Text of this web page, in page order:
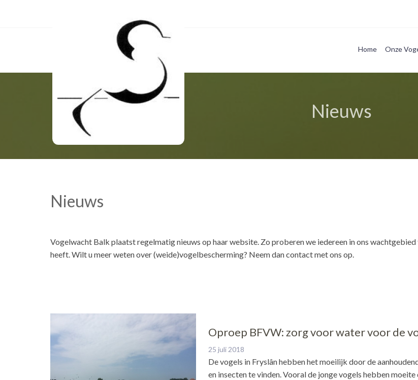
Home Onze
Nieuws
Nieuws
Vogelwacht Balk plaatst regelmatig nieuws op haar website. Zo proberen we iedereen in ons
heeft. Wilt u meer weten over (weide)vogelbescherming? Neem dan contact met ons op.
Oproep BFVW: zorg voor water voor de
25 juli 2018
De vogels in Fryslân hebben het moeilijk door de
en insecten te vinden. Vooral de jonge vogels hebben moeite